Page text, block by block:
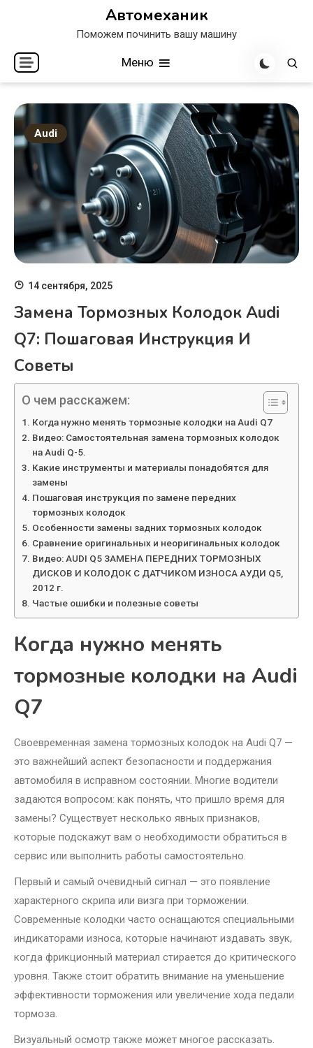
Автомеханик
Поможем починить вашу машину
Меню
Audi
14 сентября, 2025
Замена Тормозных Колодок Audi
Q7: Пошаговая Инструкция И
Советы
О чем расскажем:
Когда нужно менять тормозные колодки на Audi Q7
Видео: Самостоятельная замена тормозных колодок
на Audi Q-5.
Какие инструменты и материалы понадобятся для
замены
Пошаговая инструкция по замене передних
тормозных колодок
Особенности замены задних тормозных колодок
Сравнение оригинальных и неоригинальных колодок
Видео: AUDI Q5 ЗАМЕНА ПЕРЕДНИХ ТОРМОЗНЫХ
ДИСКОВ И КОЛОДОК С ДАТЧИКОМ ИЗНОСА АУДИ Q5,
2012 г.
Частые ошибки и полезные советы
Когда нужно менять
тормозные колодки на Audi
Q7
Своевременная замена тормозных колодок на Audi Q7 —
это важнейший аспект безопасности и поддержания
автомобиля в исправном состоянии. Многие водители
задаются вопросом: как понять, что пришло время для
замены? Существует несколько явных признаков,
которые подскажут вам о необходимости обратиться в
сервис или выполнить работы самостоятельно.
Первый и самый очевидный сигнал — это появление
характерного скрипа или визга при торможении.
Современные колодки часто оснащаются специальными
индикаторами износа, которые начинают издавать звук,
когда фрикционный материал стирается до критического
уровня. Также стоит обратить внимание на уменьшение
эффективности торможения или увеличение хода педали
тормоза.
Визуальный осмотр также может многое рассказать.